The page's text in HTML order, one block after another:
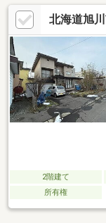
北海道旭
2階建て
所有権